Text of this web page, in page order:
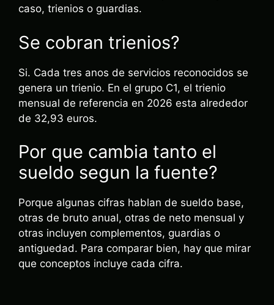
caso, trienios o guardias.
Se cobran trienios?
Si. Cada tres anos de servicios reconocidos se
genera un trienio. En el grupo C1, el trienio
mensual de referencia en 2026 esta alrededor
de 32,93 euros.
Por que cambia tanto el
sueldo segun la fuente?
Porque algunas cifras hablan de sueldo base,
otras de bruto anual, otras de neto mensual y
otras incluyen complementos, guardias o
antiguedad. Para comparar bien, hay que mirar
que conceptos incluye cada cifra.